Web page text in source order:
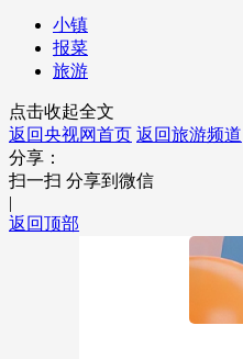
小镇
报菜
旅游
点击收起全文
返回央视网首页 返回旅游频道
分享：
扫一扫 分享到微信
|
返回顶部